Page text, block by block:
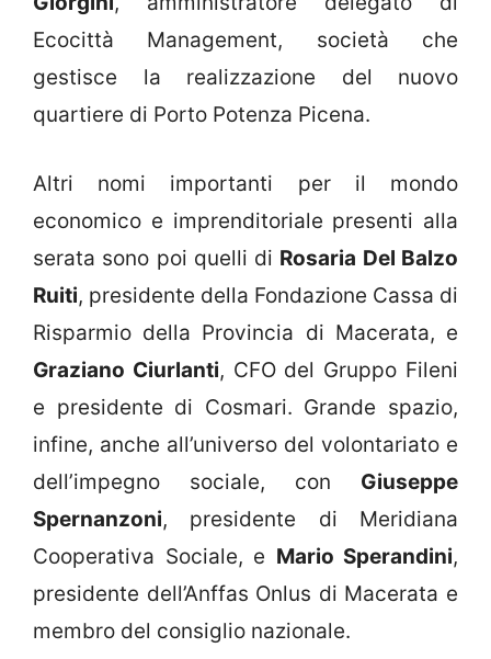
Ecocittà Management, società che
gestisce la realizzazione del nuovo
quartiere di Porto Potenza Picena.
Altri nomi importanti per il mondo
economico e imprenditoriale presenti alla
serata sono poi quelli di Rosaria Del Balzo
Ruiti, presidente della Fondazione Cassa di
Risparmio della Provincia di Macerata, e
Graziano Ciurlanti, CFO del Gruppo Fileni
e presidente di Cosmari. Grande spazio,
infine, anche all’universo del volontariato e
dell’impegno sociale, con Giuseppe
Spernanzoni, presidente di Meridiana
Cooperativa Sociale, e Mario Sperandini,
presidente dell’Anffas Onlus di Macerata e
membro del consiglio nazionale.